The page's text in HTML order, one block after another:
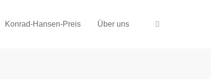
Konrad-Hansen-Preis Über uns